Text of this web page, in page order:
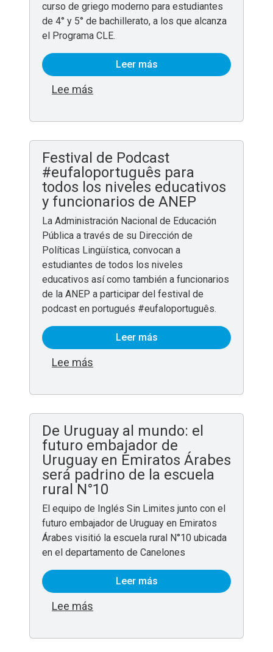
curso de griego moderno para estudiantes
de 4° y 5° de bachillerato, a los que alcanza
el Programa CLE.
Leer más
Lee más
Festival de Podcast
#eufaloportuguês para
todos los niveles educativos
y funcionarios de ANEP
La Administración Nacional de Educación
Pública a través de su Dirección de
Políticas Lingüística, convocan a
estudiantes de todos los niveles
educativos así como también a funcionarios
de la ANEP a participar del festival de
podcast en portugués #eufaloportuguês.
Leer más
Lee más
De Uruguay al mundo: el
futuro embajador de
Uruguay en Emiratos Árabes
será padrino de la escuela
rural N°10
El equipo de Inglés Sin Limites junto con el
futuro embajador de Uruguay en Emiratos
Árabes visitió la escuela rural N°10 ubicada
en el departamento de Canelones
Leer más
Lee más